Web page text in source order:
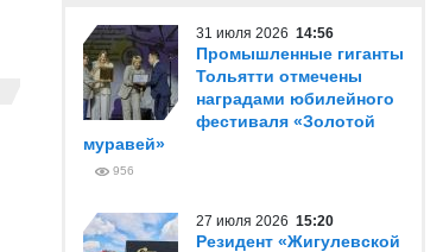
31 июля 2026 14:56
Промышленные гиганты
Тольятти отмечены
наградами юбилейного
фестиваля «Золотой
муравей»
956
27 июля 2026 15:20
Резидент «Жигулевской